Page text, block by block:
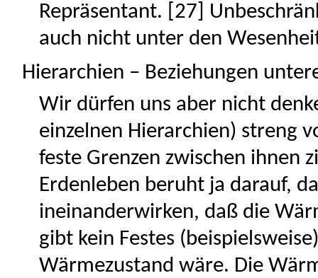
Repräsentant. [27]
auch nicht unter den
Hierarchien – Beziehungen
Wir dürfen uns aber nicht
einzelnen Hierarchien) streng
feste Grenzen zwischen ihnen
Erdenleben beruht ja darauf,
ineinanderwirken, daß die
gibt kein Festes
Wärmezustand wäre. Die